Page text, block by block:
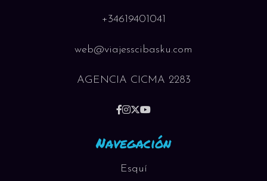
+34619401041
web@viajesscibasku.com
AGENCIA CICMA 2283
Navegación
Esquí